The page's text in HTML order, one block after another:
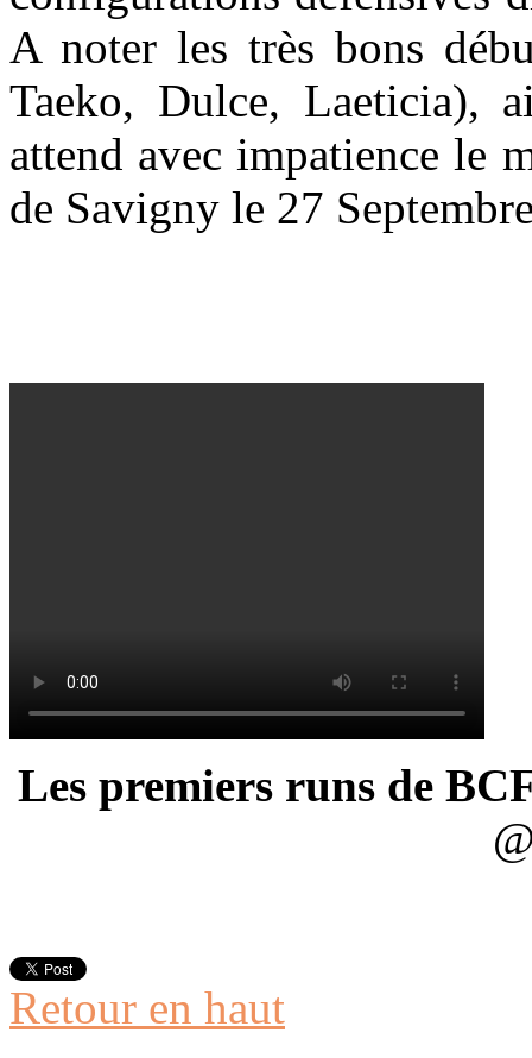
A noter les très bons
Taeko, Dulce, Laeticia),
attend avec impatience le
de Savigny le 27
Les premiers runs de
Retour en haut